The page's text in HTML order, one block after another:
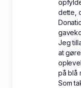
dette,
Jeg
at
på blå
Som